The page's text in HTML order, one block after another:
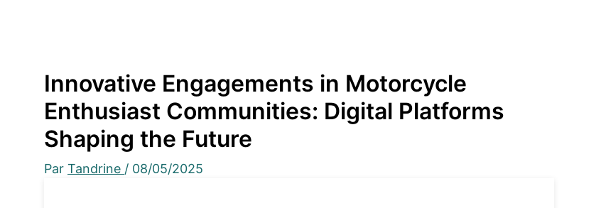
Innovative Engagements in Motorcycle
Enthusiast Communities: Digital Platforms
Shaping the Future
Par Tandrine / 08/05/2025